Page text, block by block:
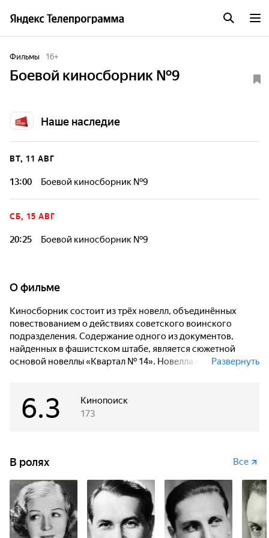
Фильмы 16+
Боевой киносборник №9
Наше наследие
ВТ, 11 АВГ
13:00 Боевой киносборник №9
СБ, 15 АВГ
20:25 Боевой киносборник №9
О фильме
Киносборник состоит из трёх новелл, объединённых
повествованием о действиях советского воинского
подразделения. Содержание одного из документов,
найденных в фашистском штабе, является сюжетной
основой новеллы «Квартал № 14». Новелла «Синие скалы»
высадке десанта составляет содержание заключительной
новеллы «Маяк».
пистолетный выстрел — польский рабочий убил
гласит: оцепить квартал № 14, в районе которого
произошло убийство, выстроить всех жителей и
расстрелять каждого десятого, если виновник не будет
выдан...
Развернуть
Кинопоиск
6.3 173
В ролях Все